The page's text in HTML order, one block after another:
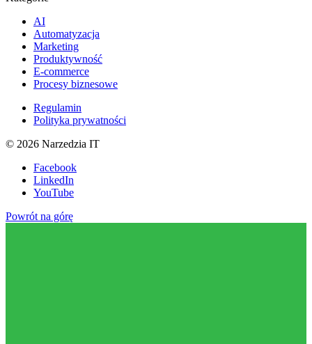
AI
Automatyzacja
Marketing
Produktywność
E-commerce
Procesy biznesowe
Regulamin
Polityka prywatności
© 2026 Narzedzia IT
Facebook
LinkedIn
YouTube
Powrót na górę